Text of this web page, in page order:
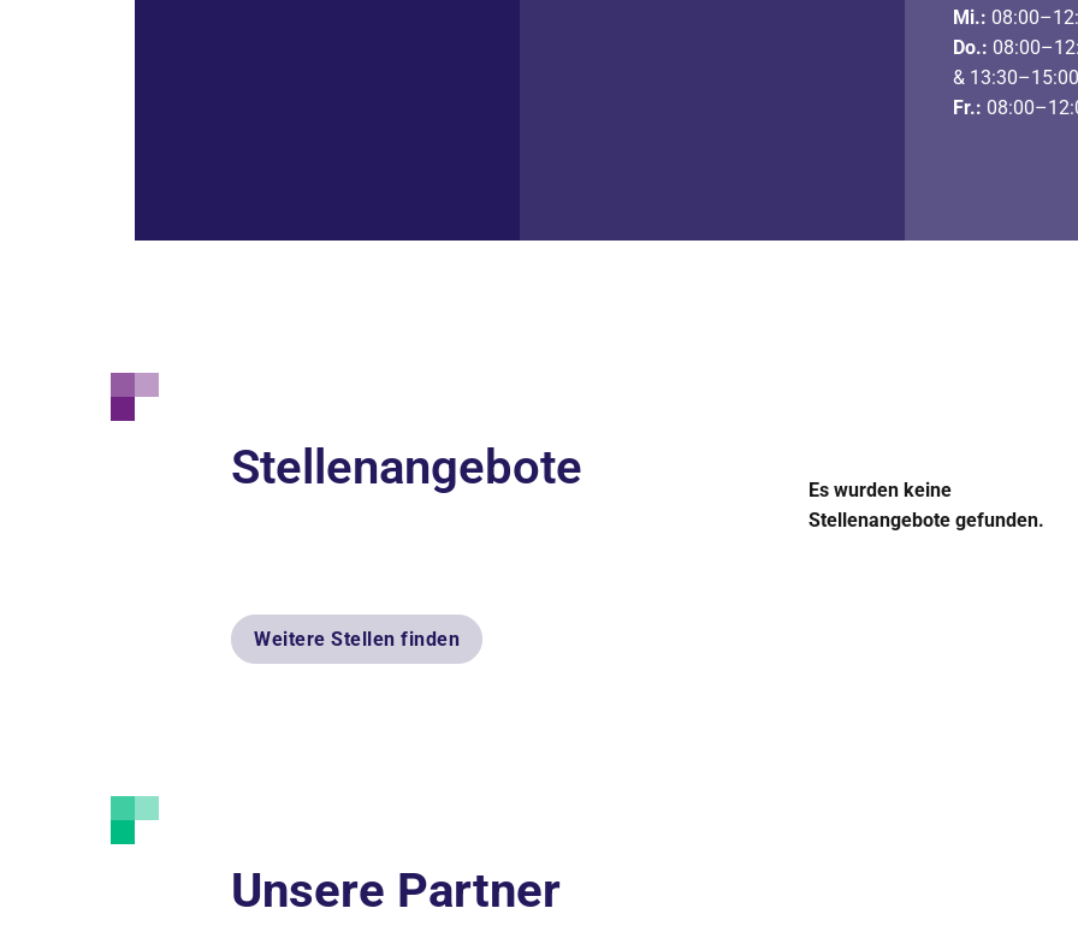
Mi.:
Do.:
&
Fr.:
Stellenangebote
Es wurden keine
Stellenangebote gefunden.
Weitere Stellen finden
Unsere Partner